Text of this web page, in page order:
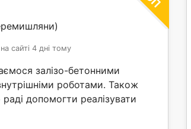
сайті 4 дні тому
залізо-бетонними
роботами. Також
допомогти реалізувати